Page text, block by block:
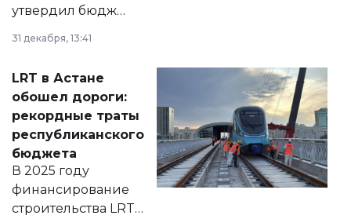
утвердил бюджет
города на 2026–
2028 годы.
документ
появился в базе
нормативных
правовых актов и
на сайте маслихат
города.
31 декабря, 13:41
LRT в Астане
обошел дороги:
рекордные траты
республиканского
бюджета
В 2025 году
финансирование
строительства LRT